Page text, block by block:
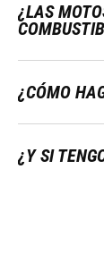
¿LAS
¿CÓMO
¿Y SI